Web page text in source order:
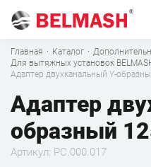
Главная · Каталог ·
Для вытяжных установок
Адаптер двухканальный Y-
Адаптер
образный
Артикул: PC.000.017